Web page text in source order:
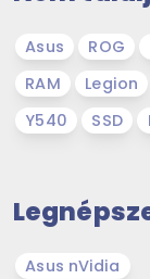
Asus ROG
RAM
Legion
Y540
SSD
Asus nVidia